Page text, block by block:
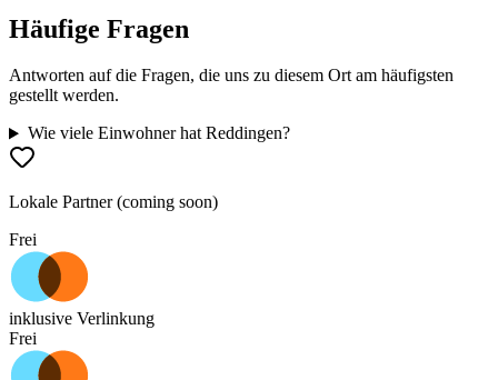
Häufige Fragen
Antworten auf die Fragen, die uns zu diesem Ort am häufigsten
gestellt werden.
Wie viele Einwohner hat Reddingen?
Lokale Partner (coming soon)
Frei
inklusive Verlinkung
Frei